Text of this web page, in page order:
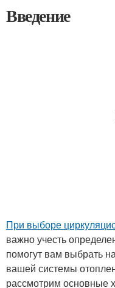
Введение
При выборе
важно учесть
помогут вам выбрать
вашей системы
рассмотрим основные